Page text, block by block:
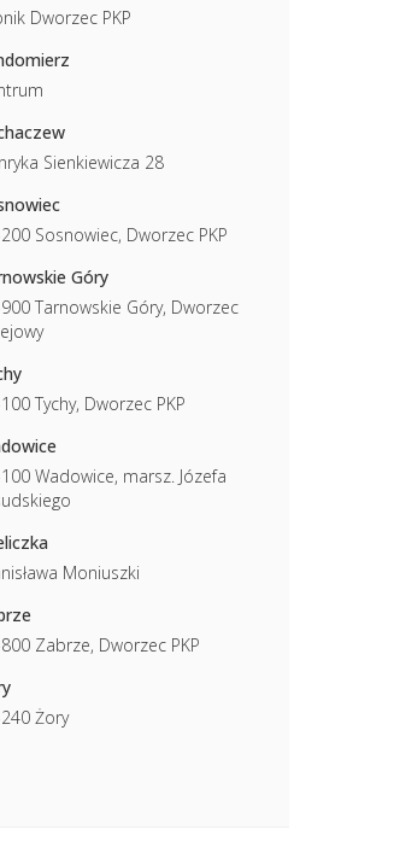
Dworzec PKP
Sienkiewicza 28
Sosnowiec, Dworzec PKP
Góry
Tarnowskie Góry, Dworzec
Tychy, Dworzec PKP
Wadowice, marsz. Józefa
Moniuszki
Zabrze, Dworzec PKP
Żory